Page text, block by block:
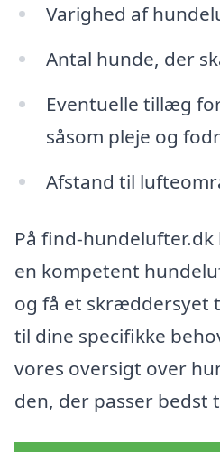
Varighed af
Antal hunde, der
Eventuelle tillæg
såsom pleje og
Afstand til
På find-
en kompetent
og få et skræddersyet
til dine specifikke
vores oversigt over
den, der passer bedst